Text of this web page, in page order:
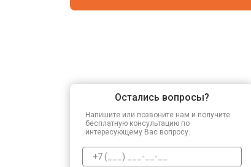
Остались вопросы?
Напишите или позвоните нам и получите
бесплатную консультацию по
интересующему Вас вопросу.